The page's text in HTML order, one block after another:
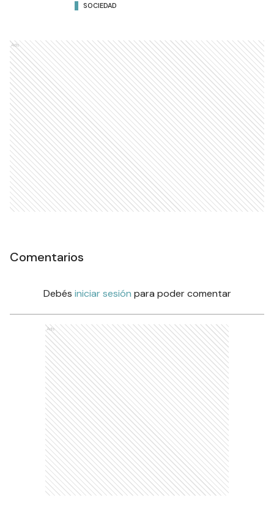
SOCIEDAD
Ads
Comentarios
Debés iniciar sesión para poder comentar
Ads